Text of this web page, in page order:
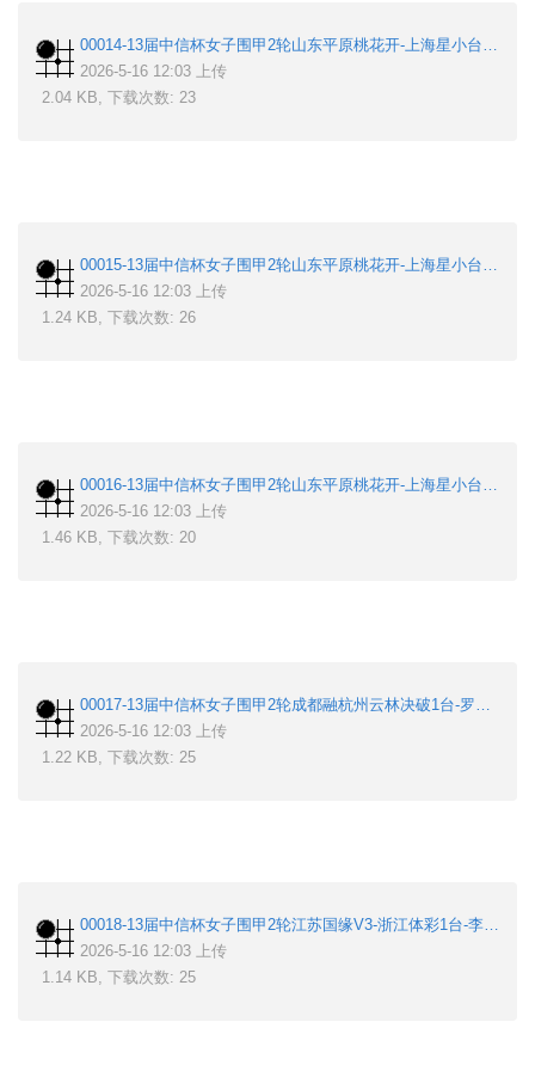
00014-13届中信杯女子围甲2轮山东平原桃花开-上海星小台-王爽-唐嘉雯.sgf
2026-5-16 12:03 上传
2.04 KB, 下载次数: 23
00015-13届中信杯女子围甲2轮山东平原桃花开-上海星小台-芮乃伟-曾楚典.sgf
2026-5-16 12:03 上传
1.24 KB, 下载次数: 26
00016-13届中信杯女子围甲2轮山东平原桃花开-上海星小台-李小5-唐奕.sgf
2026-5-16 12:03 上传
1.46 KB, 下载次数: 20
00017-13届中信杯女子围甲2轮成都融杭州云林决破1台-罗楚玥-方若曦.sgf
2026-5-16 12:03 上传
1.22 KB, 下载次数: 25
00018-13届中信杯女子围甲2轮江苏国缘V3-浙江体彩1台-李思璇-潘阳.sgf
2026-5-16 12:03 上传
1.14 KB, 下载次数: 25